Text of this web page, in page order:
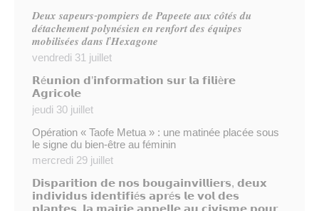
𝑫𝒆𝒖𝒙 𝒔𝒂𝒑𝒆𝒖𝒓𝒔-𝒑𝒐𝒎𝒑𝒊𝒆𝒓𝒔 𝒅𝒆 𝑷𝒂𝒑𝒆𝒆𝒕𝒆 𝒂𝒖𝒙 𝒄𝒐̂𝒕𝒆́𝒔 𝒅𝒖
𝒅𝒆́𝒕𝒂𝒄𝒉𝒆𝒎𝒆𝒏𝒕 𝒑𝒐𝒍𝒚𝒏𝒆́𝒔𝒊𝒆𝒏 𝒆𝒏 𝒓𝒆𝒏𝒇𝒐𝒓𝒕 𝒅𝒆𝒔 𝒆́𝒒𝒖𝒊𝒑𝒆𝒔
𝒎𝒐𝒃𝒊𝒍𝒊𝒔𝒆́𝒆𝒔 𝒅𝒂𝒏𝒔 𝒍’𝑯𝒆𝒙𝒂𝒈𝒐𝒏𝒆
vendredi 31 juillet
𝗥é𝘂𝗻𝗶𝗼𝗻 𝗱’𝗶𝗻𝗳𝗼𝗿𝗺𝗮𝘁𝗶𝗼𝗻 𝘀𝘂𝗿 𝗹𝗮 𝗳𝗶𝗹𝗶è𝗿𝗲
𝗔𝗴𝗿𝗶𝗰𝗼𝗹𝗲
jeudi 30 juillet
Opération « Taofe Metua » : une matinée placée sous
le signe du bien-être au féminin
mercredi 29 juillet
𝗗𝗶𝘀𝗽𝗮𝗿𝗶𝘁𝗶𝗼𝗻 𝗱𝗲 𝗻𝗼𝘀 𝗯𝗼𝘂𝗴𝗮𝗶𝗻𝘃𝗶𝗹𝗹𝗶𝗲𝗿𝘀, 𝗱𝗲𝘂𝘅
𝗶𝗻𝗱𝗶𝘃𝗶𝗱𝘂𝘀 𝗶𝗱𝗲𝗻𝘁𝗶𝗳𝗶é𝘀 𝗮𝗽𝗿é𝘀 𝗹𝗲 𝘃𝗼𝗹 𝗱𝗲𝘀